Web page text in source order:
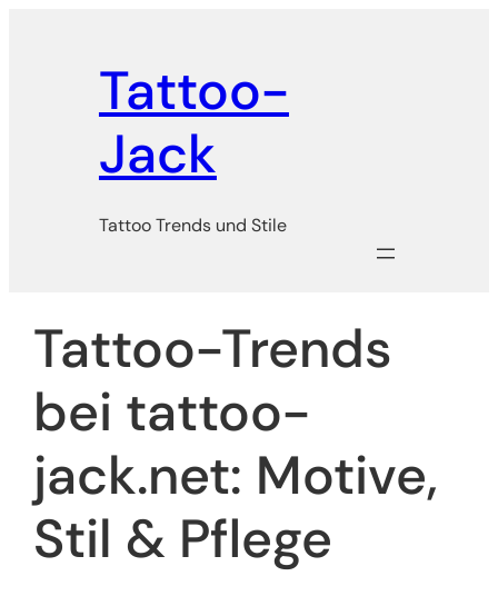
Tattoo-
Jack
Tattoo Trends und Stile
Tattoo-Trends
bei tattoo-
jack.net: Motive,
Stil & Pflege